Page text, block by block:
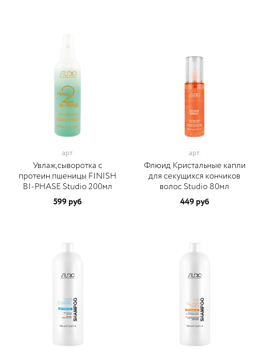
арт.
Увлаж,сыворотка с
протеин.пшеницы FINISH
BI-PHASE Studio 200мл
599 руб
арт.
Флюид Кристальные капли
для секущихся кончиков
волос Studio 80мл
449 руб